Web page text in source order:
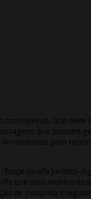
que
que possam
para
tarefa jurídico-
que costumam
de pesquisa